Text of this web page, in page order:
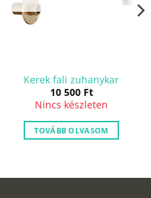
Kerek fali zuhanykar
10 500 Ft
Nincs készleten
TOVÁBB OLVASOM